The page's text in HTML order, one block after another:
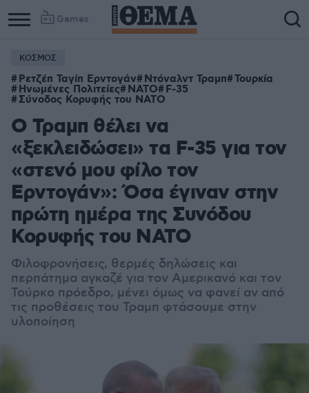
Games
ΚΟΣΜΟΣ
Ρετζέπ Ταγίπ Ερντογάν Ντόναλντ Τραμπ Τουρκία
Ηνωμένες Πολιτείες ΝΑΤΟ F-35
Σύνοδος Κορυφής του ΝΑΤΟ
Ο Τραμπ θέλει να
«ξεκλειδώσει» τα F-35 για τον
«στενό μου φίλο τον
Ερντογάν»: Όσα έγιναν στην
πρώτη ημέρα της Συνόδου
Κορυφής του ΝΑΤΟ
Φιλοφρονήσεις, θερμές δηλώσεις και
περπάτημα αγκαζέ για τον Αμερικανό και τον
Τούρκο πρόεδρο, μένει όμως να φανεί αν από
τις προθέσεις του Τραμπ φτάσουμε στην
υλοποίηση